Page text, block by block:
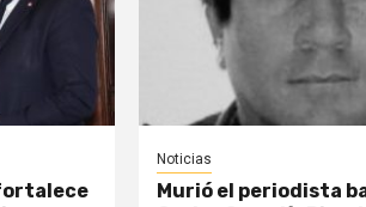
Noticias
Murió el periodista